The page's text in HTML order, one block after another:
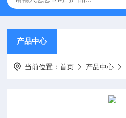
产品中心
当前位置：首页 产品中心